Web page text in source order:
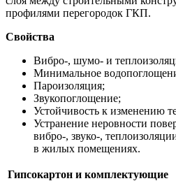
профилями перегородок ГКП.
Свойства
Вибро-, шумо- и
Минимальное
Пароизоляция;
Звукопоглощение;
Устойчивость к изменению
Устранение неровности
вибро-, звуко-,
в жилых помещениях.
Гипсокартон и комплектующие